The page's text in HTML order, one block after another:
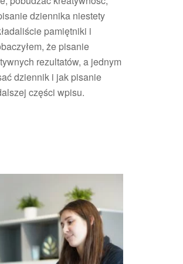
dziennika niestety
pamiętniki i
że pisanie
rezultatów, a jednym
dziennik i jak pisanie
części wpisu.